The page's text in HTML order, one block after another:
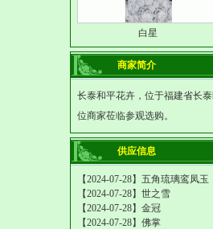
白星
商家简介
长泰和平花卉，位于福建省长
位商家莅临参观选购。
供应信息
【2024-07-28】 五角琉璃鸾凤玉
【2024-07-28】 世之雪
【2024-07-28】 金冠
【2024-07-28】 佛掌